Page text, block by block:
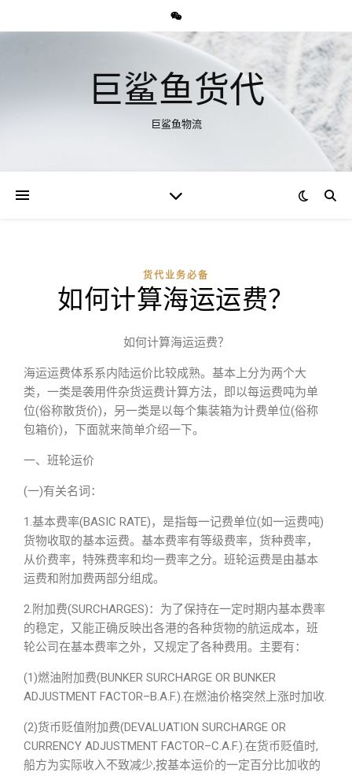
巨鲨鱼货代
巨鲨鱼物流
货代业务必备
如何计算海运运费？
如何计算海运运费？
海运运费体系系内陆运价比较成熟。基本上分为两个大
类，一类是袭用件杂货运费计算方法，即以每运费吨为单
位(俗称散货价)，另一类是以每个集装箱为计费单位(俗称
包箱价)，下面就来简单介绍一下。
一、班轮运价
(一)有关名词：
1.基本费率(BASIC RATE)，是指每一记费单位(如一运费吨)
货物收取的基本运费。基本费率有等级费率，货种费率，
从价费率，特殊费率和均一费率之分。班轮运费是由基本
运费和附加费两部分组成。
2.附加费(SURCHARGES)：为了保持在一定时期内基本费率
的稳定，又能正确反映出各港的各种货物的航运成本，班
轮公司在基本费率之外，又规定了各种费用。主要有：
(1)燃油附加费(BUNKER SURCHARGE OR BUNKER
ADJUSTMENT FACTOR–B.A.F.).在燃油价格突然上涨时加收.
(2)货币贬值附加费(DEVALUATION SURCHARGE OR
CURRENCY ADJUSTMENT FACTOR–C.A.F.).在货币贬值时,
船方为实际收入不致减少,按基本运价的一定百分比加收的